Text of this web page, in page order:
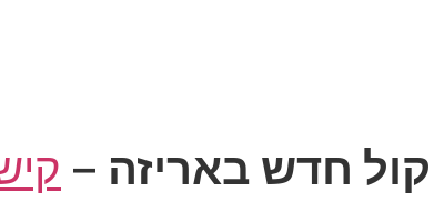
קול חדש באריזה –